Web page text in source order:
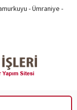
- Ümraniye -